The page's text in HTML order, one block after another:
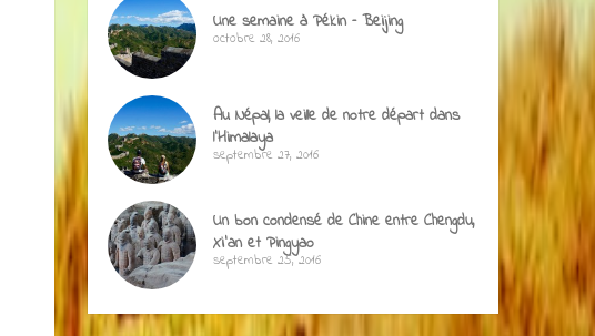
Une semaine à Pékin – Beijing
octobre 28, 2016
Au Népal, la veille de notre départ dans
l’Himalaya
septembre 27, 2016
Un bon condensé de Chine entre Chengdu,
Xi’an et Pingyao
septembre 25, 2016